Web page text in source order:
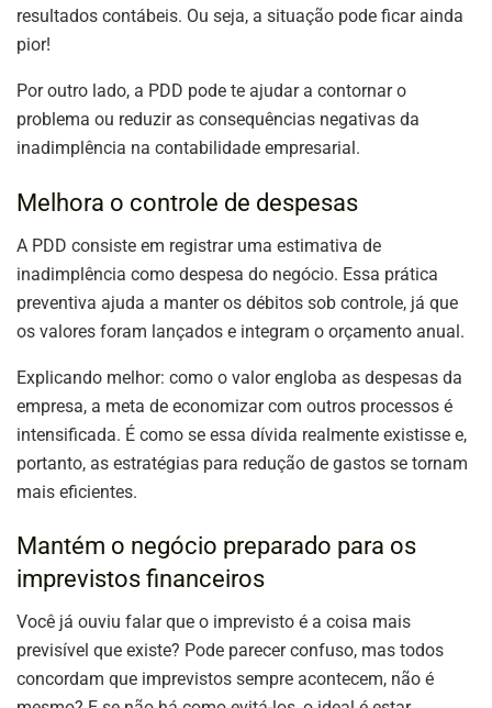
resultados contábeis. Ou seja, a situação pode ficar ainda
pior!
Por outro lado, a PDD pode te ajudar a contornar o
problema ou reduzir as consequências negativas da
inadimplência na contabilidade empresarial.
Melhora o controle de despesas
A PDD consiste em registrar uma estimativa de
inadimplência como despesa do negócio. Essa prática
preventiva ajuda a manter os débitos sob controle, já que
os valores foram lançados e integram o orçamento anual.
Explicando melhor: como o valor engloba as despesas da
empresa, a meta de economizar com outros processos é
intensificada. É como se essa dívida realmente existisse e,
portanto, as estratégias para redução de gastos se tornam
mais eficientes.
Mantém o negócio preparado para os
imprevistos financeiros
Você já ouviu falar que o imprevisto é a coisa mais
previsível que existe? Pode parecer confuso, mas todos
concordam que imprevistos sempre acontecem, não é